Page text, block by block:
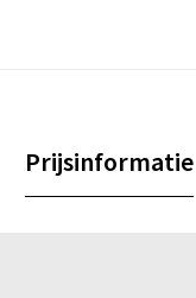
Prijsinformatie